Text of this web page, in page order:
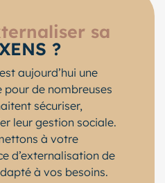
sa
?
aujourd’hui une
de nombreuses
sécuriser,
leur gestion sociale.
à votre
d’externalisation de
à vos besoins.